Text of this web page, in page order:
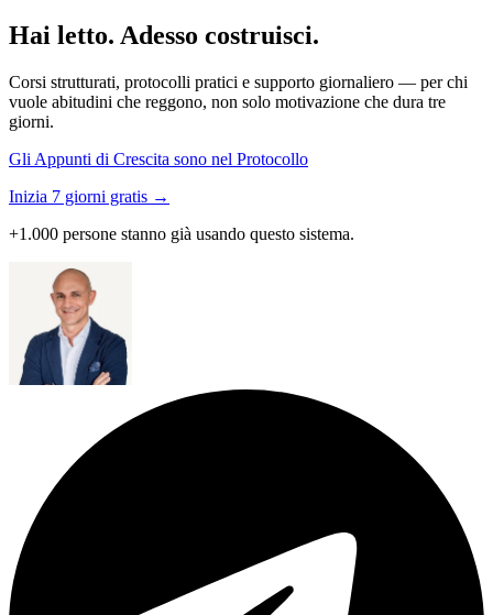
Hai letto. Adesso costruisci.
Corsi strutturati, protocolli pratici e supporto giornaliero — per chi
vuole abitudini che reggono, non solo motivazione che dura tre
giorni.
Gli Appunti di Crescita sono nel Protocollo
Inizia 7 giorni gratis →
+1.000 persone stanno già usando questo sistema.